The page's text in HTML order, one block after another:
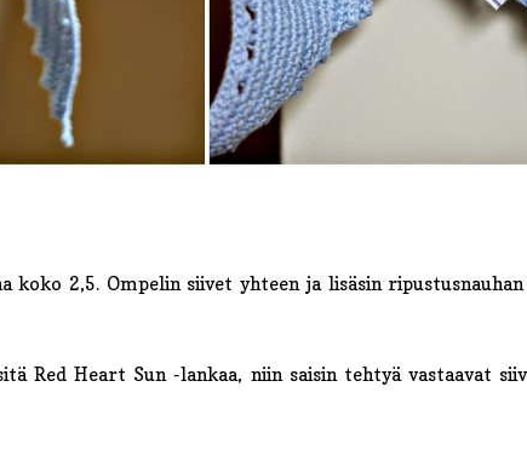
koko 2,5. Ompelin siivet yhteen ja lisäsin
Red Heart Sun -lankaa, niin saisin tehtyä vastaavat